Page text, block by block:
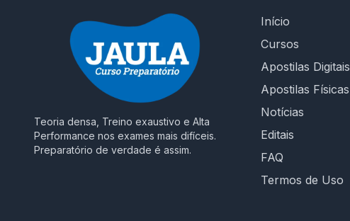
Teoria densa, Treino exaustivo e Alta
Performance nos exames mais difíceis.
Preparatório de verdade é assim.
Início
Cursos
Apostilas Digitais
Apostilas Físicas
Notícias
Editais
FAQ
Termos de Uso